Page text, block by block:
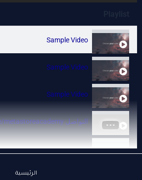
Sample Video
Sample Video
Sample Video
‏التواصل https://linktr.ee/metastoreacademy
Title
الرئيسية